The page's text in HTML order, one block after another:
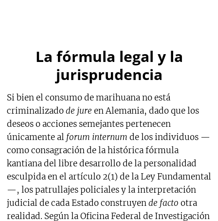
La fórmula legal y la
jurisprudencia
Si bien el consumo de marihuana no está
criminalizadode jure en Alemania, dado que los
deseos o acciones semejantes pertenecen
únicamente al forum internum de los individuos —
como consagración de la histórica fórmula
kantiana del libre desarrollo de la personalidad
esculpida en el artículo 2(1) de la Ley Fundamental
—, los patrullajes policiales y la interpretación
judicial de cada Estado construyende facto otra
realidad. Según la Oficina Federal de Investigación